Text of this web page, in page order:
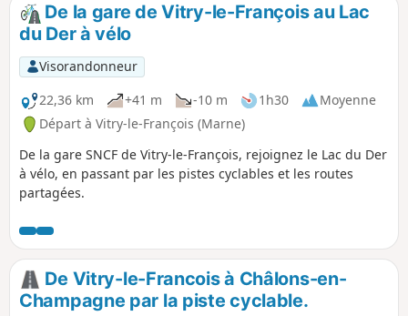
De la gare de Vitry-le-François au Lac
du Der à vélo
Visorandonneur
22,36 km
+41 m -10 m 1h30
Moyenne
Départ à Vitry-le-François (Marne)
De la gare SNCF de Vitry-le-François, rejoignez le Lac du Der
à vélo, en passant par les pistes cyclables et les routes
partagées.
De Vitry-le-Francois à Châlons-en-
Champagne par la piste cyclable.